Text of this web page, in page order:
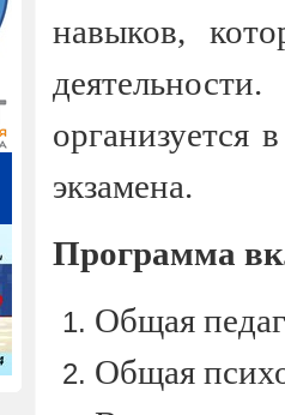
навыков,
организуется
экзамена.
Программа
Общая
Общая